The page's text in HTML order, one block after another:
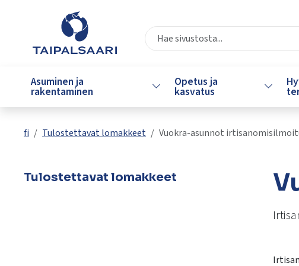
Siirry pääsisältöön
oleva
ja
valittuun
Asuminen ja
rakentaminen Vaihda alasvetovalikkoa
Opetus ja
kasvatus Vaihda
fi Tulostettavat lomakkeet Vuokra-asunnot
Tulostettavat lomakkeet